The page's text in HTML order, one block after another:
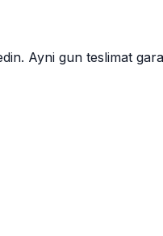
Ayni gun teslimat